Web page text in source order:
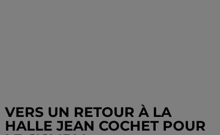
VERS UN RETOUR À LA
HALLE JEAN COCHET POUR